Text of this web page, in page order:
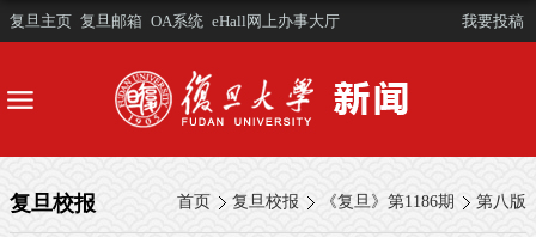
复旦主页 复旦邮箱 OA系统 eHall网上办事大厅 我要投稿
首页 复旦校报 《复旦》第1186期 第八版
复旦校报